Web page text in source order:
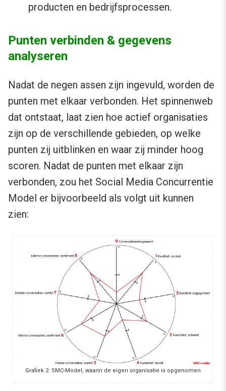
producten en bedrijfsprocessen.
Punten verbinden & gegevens
analyseren
Nadat de negen assen zijn ingevuld, worden de
punten met elkaar verbonden. Het spinnenweb
dat ontstaat, laat zien hoe actief organisaties
zijn op de verschillende gebieden, op welke
punten zij uitblinken en waar zij minder hoog
scoren. Nadat de punten met elkaar zijn
verbonden, zou het Social Media Concurrentie
Model er bijvoorbeeld als volgt uit kunnen
zien:
Grafiek 2: SMC-Model, waarin de eigen organisatie is opgenomen